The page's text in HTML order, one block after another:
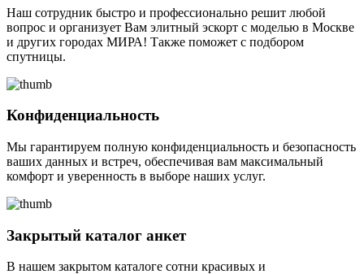
Наш сотрудник быстро и профессионально решит любой
вопрос и организует Вам элитный эскорт с моделью в Москве
и других городах МИРА! Также поможет с подбором
спутницы.
Конфиденциальность
Мы гарантируем полную конфиденциальность и безопасность
ваших данных и встреч, обеспечивая вам максимальный
комфорт и уверенность в выборе наших услуг.
Закрытый каталог анкет
В нашем закрытом каталоге сотни красивых и